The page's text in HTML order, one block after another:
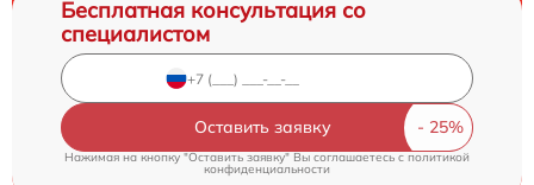
Бесплатная консультация со
специалистом
Оставить заявку
Нажимая на кнопку "Оставить заявку" Вы соглашаетесь c политикой
конфиденциальности